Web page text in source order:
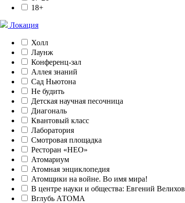
18+
Локация
Холл
Лаунж
Конференц-зал
Аллея знаний
Сад Ньютона
Не будить
Детская научная песочница
Диагональ
Квантовый класс
Лаборатория
Смотровая площадка
Ресторан «НЕО»
Атомариум
Атомная энциклопедия
Атомщики на войне. Во имя мира!
В центре науки и общества: Евгений Велихов
Вглубь АТОМА